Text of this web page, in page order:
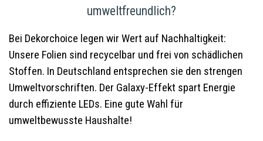
umweltfreundlich?
Bei Dekorchoice legen wir Wert auf Nachhaltigkeit:
Unsere Folien sind recycelbar und frei von schädlichen
Stoffen. In Deutschland entsprechen sie den strengen
Umweltvorschriften. Der Galaxy-Effekt spart Energie
durch effiziente LEDs. Eine gute Wahl für
umweltbewusste Haushalte!